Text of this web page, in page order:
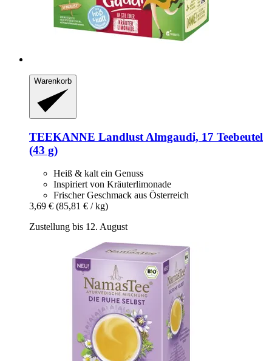
Warenkorb
TEEKANNE Landlust Almgaudi, 17 Teebeutel
(43 g)
Heiß & kalt ein Genuss
Inspiriert von Kräuterlimonade
Frischer Geschmack aus Österreich
3,69 € (85,81 € / kg)
Zustellung bis 12. August